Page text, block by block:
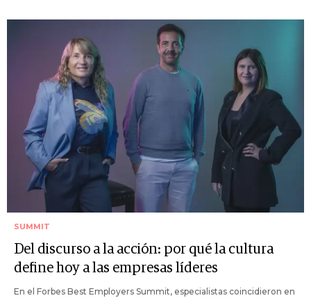
SUMMIT
Del discurso a la acción: por qué la cultura
define hoy a las empresas líderes
En el Forbes Best Employers Summit, especialistas coincidieron en